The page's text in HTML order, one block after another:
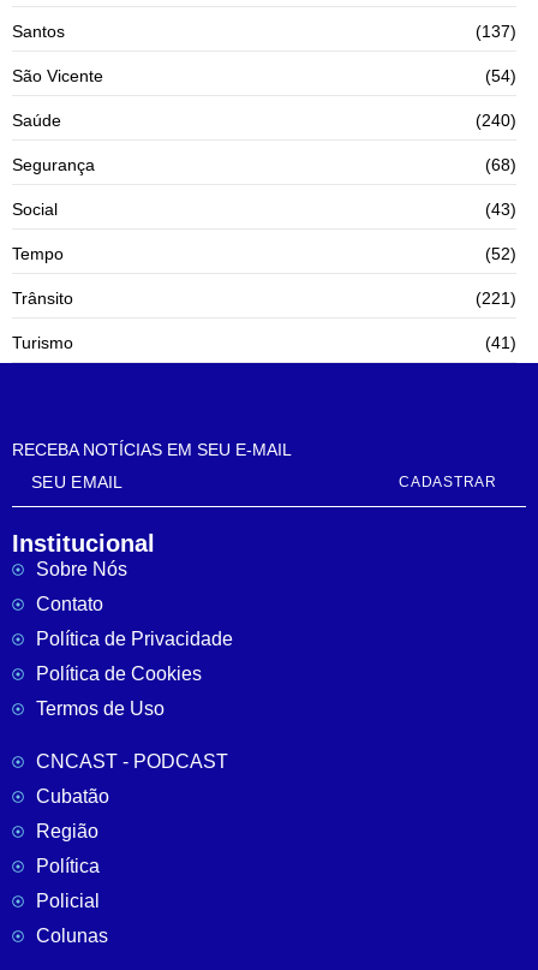
Santos (137)
São Vicente (54)
Saúde (240)
Segurança (68)
Social (43)
Tempo (52)
Trânsito (221)
Turismo (41)
RECEBA NOTÍCIAS EM SEU E-MAIL
CADASTRAR
Institucional
Sobre Nós
Contato
Política de Privacidade
Política de Cookies
Termos de Uso
CNCAST - PODCAST
Cubatão
Região
Política
Policial
Colunas